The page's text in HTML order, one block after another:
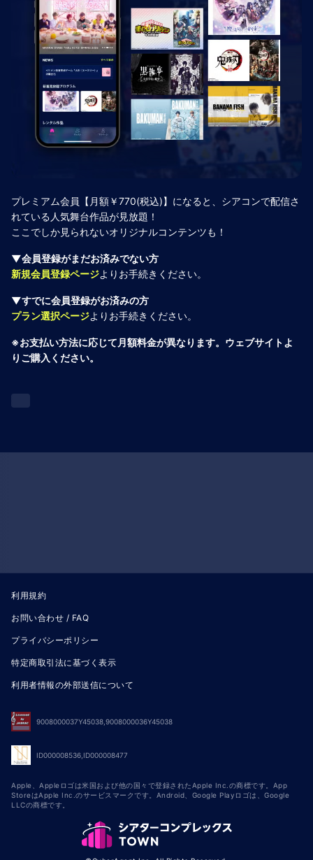
プレミアム会員【月額￥770(税込)】になると、シアコンで配信さ
れている人気舞台作品が見放題！
ここでしか見られないオリジナルコンテンツも！
▼会員登録がまだお済みでない方
新規会員登録ページよりお手続きください。
▼すでに会員登録がお済みの方
プラン選択ページよりお手続きください。
※お支払い方法に応じて月額料金が異なります。ウェブサイトよ
りご購入ください。
利用規約
お問い合わせ / FAQ
プライバシーポリシー
特定商取引法に基づく表示
利用者情報の外部送信について
9008000037Y45038,9008000036Y45038
ID000008536,ID000008477
Apple、Appleロゴは米国および他の国々で登録されたApple Inc.の商標です。App
StoreはApple Inc.のサービスマークです。Android、Google Playロゴは、Google
LLCの商標です。